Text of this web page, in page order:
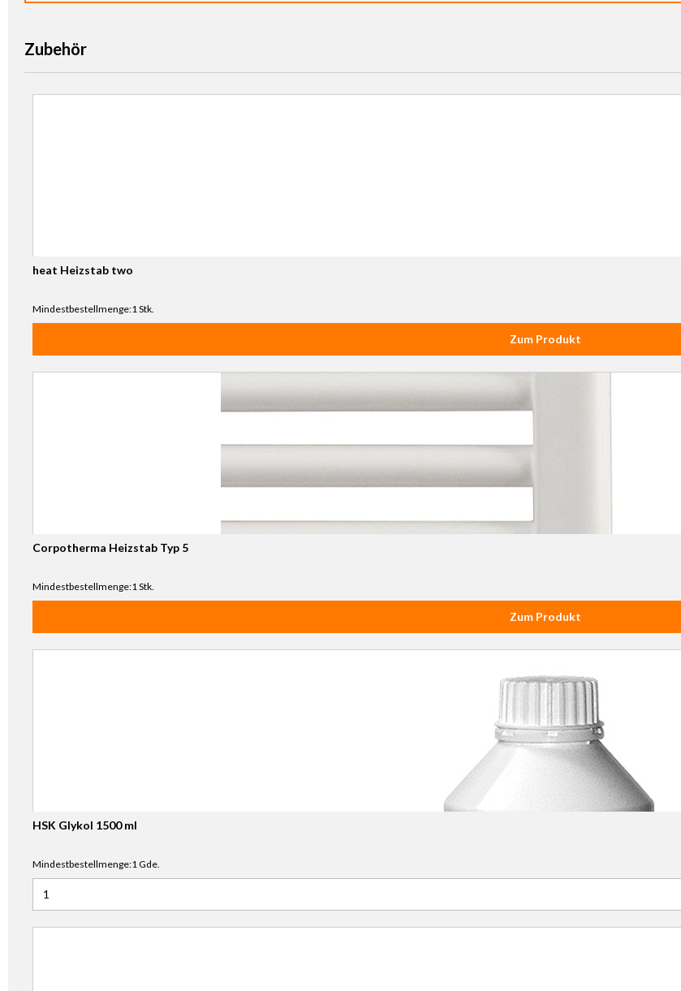
Zubehör
heat Heizstab two
Mindestbestellmenge:1 Stk.
Zum Produkt
Corpotherma Heizstab Typ 5
Mindestbestellmenge:1 Stk.
Zum Produkt
HSK Glykol 1500 ml
Mindestbestellmenge:1 Gde.
Anzahl für HSK Glykol 1500 ml